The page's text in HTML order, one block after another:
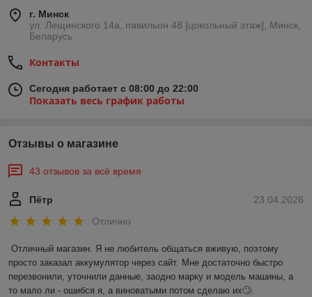
г. Минск
ул. Лещинского 14а, павильон 48 [цокольный этаж], Минск,
Беларусь
Контакты
Сегодня работает с 08:00 до 22:00
Показать весь график работы
Отзывы о магазине
43 отзывов за всё время
23.04.2026
Пётр
Отлично
Отличный магазин. Я не любитель общаться вживую, поэтому
просто заказал аккумулятор через сайт. Мне достаточно быстро
перезвонили, уточнили данные, заодно марку и модель машины, а
то мало ли - ошибся я, а виноватыми потом сделаю их🙄.